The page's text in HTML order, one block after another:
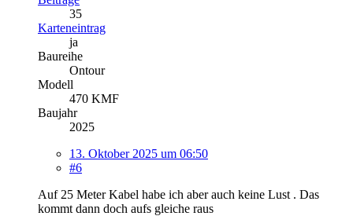
35
Karteneintrag
ja
Baureihe
Ontour
Modell
470 KMF
Baujahr
2025
13. Oktober 2025 um 06:50
#6
Auf 25 Meter Kabel habe ich aber auch keine Lust . Das
kommt dann doch aufs gleiche raus